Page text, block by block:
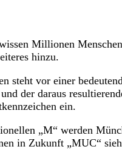
Millionen
hinzu.
steht vor einer
der daraus
ein.
„M“ werden
in Zukunft „MUC“